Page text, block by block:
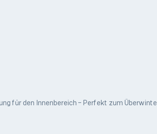
für den Innenbereich – Perfekt zum